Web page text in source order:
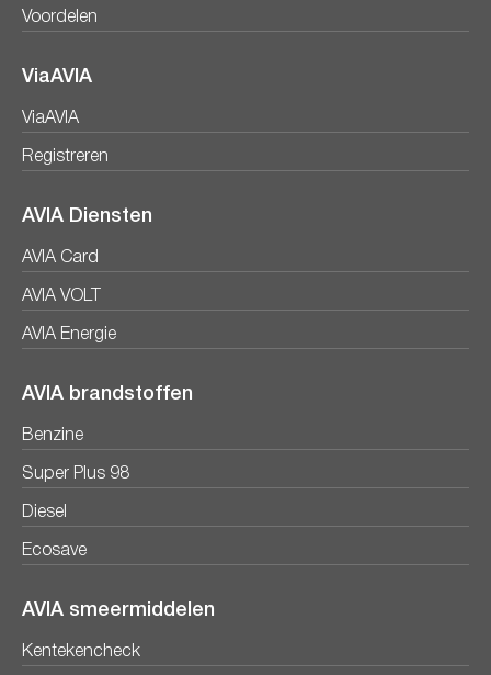
Voordelen
ViaAVIA
ViaAVIA
Registreren
AVIA Diensten
AVIA Card
AVIA VOLT
AVIA Energie
AVIA brandstoffen
Benzine
Super Plus 98
Diesel
Ecosave
AVIA smeermiddelen
Kentekencheck